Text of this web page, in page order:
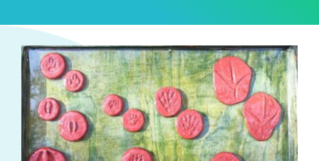
ACTUALIDAD
CONTACTO